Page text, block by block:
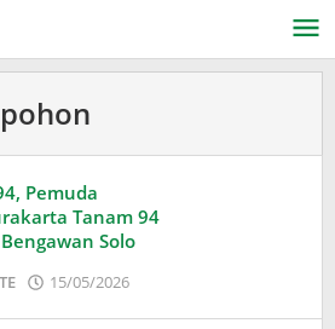
Pemuda
Tanam 94
Solo
15/05/2026